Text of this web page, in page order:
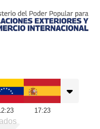
a
:23 17:23